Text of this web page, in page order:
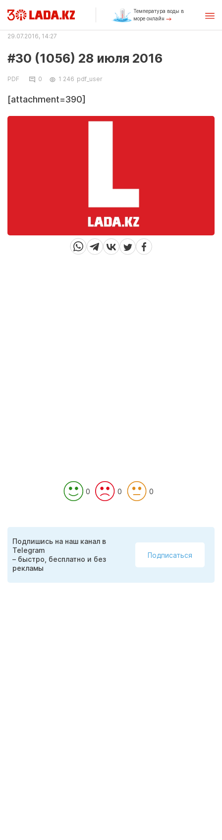
Температура воды в
море онлайн
29.07.2016, 14:27
#30 (1056) 28 июля 2016
PDF 0 1 246 pdf_user
[attachment=390]
0 0 0
Подпишись на наш канал в
Telegram
– быстро, бесплатно и без
рекламы
Подписаться